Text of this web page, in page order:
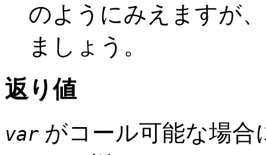
のようにみえますが
ましょう。
返り値
var がコール可能な場